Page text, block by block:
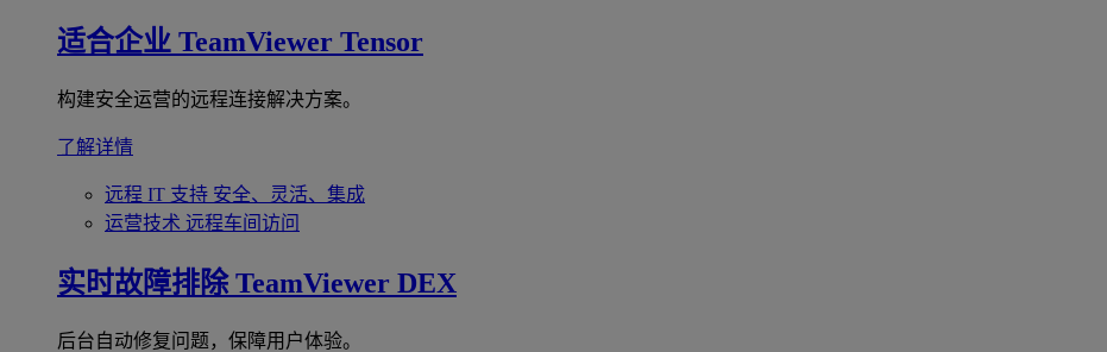
适合企业 TeamViewer Tensor
构建安全运营的远程连接解决方案。
了解详情
远程 IT 支持 安全、灵活、集成
运营技术 远程车间访问
实时故障排除 TeamViewer DEX
后台自动修复问题，保障用户体验。